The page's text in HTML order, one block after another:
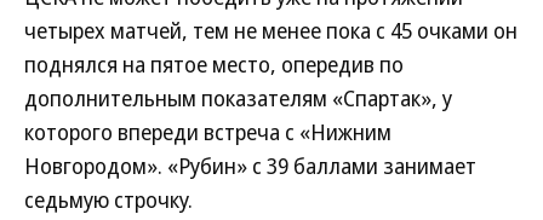
четырех матчей, тем не менее пока с 45 очками он
поднялся на пятое место, опередив по
дополнительным показателям «Спартак», у
которого впереди встреча с «Нижним
Новгородом». «Рубин» с 39 баллами занимает
седьмую строчку.